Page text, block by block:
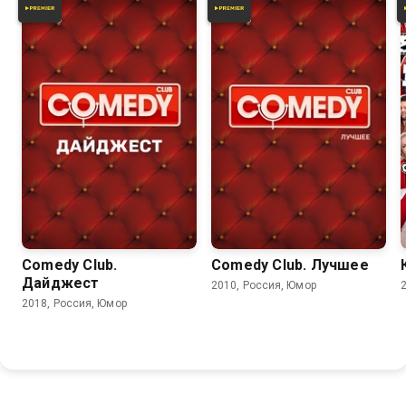
Comedy Club.
Дайджест
2018, Россия, Юмор
Comedy Club. Лучшее
2010, Россия, Юмор